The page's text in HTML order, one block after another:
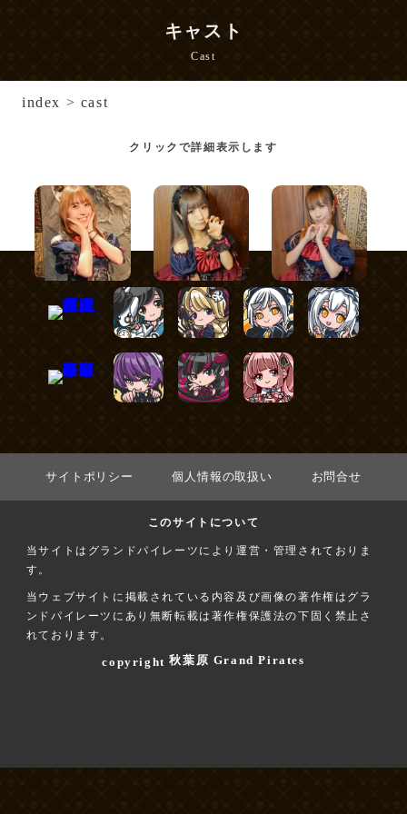
キャスト
Cast
index > cast
クリックで詳細表示します
さくら める あずさ
サイトポリシー 個人情報の取扱い お問合せ
このサイトについて
当サイトはグランドパイレーツにより運営・管理されておりま
す。
当ウェブサイトに掲載されている内容及び画像の著作権はグラ
ンドパイレーツにあり無断転載は著作権保護法の下固く禁止さ
れております。
copyright 秋葉原 Grand Pirates